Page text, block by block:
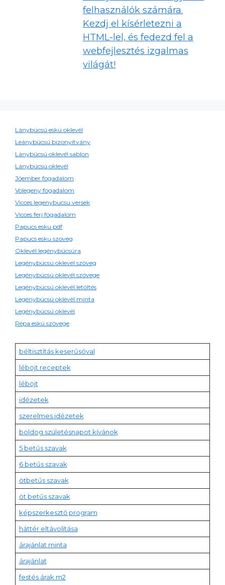
felhasználók számára.
Kezdj el kísérletezni a
HTML-lel, és fedezd fel a
webfejlesztés izgalmas
világát!
Lánybúcsú eskü oklevél
Leánybúcsú bizonyítvány
Lánybúcsú oklevél sablon
Lánybúcsú oklevél
Jóember fogadalom
Volegeny fogadalom
Vicces legenybucsu versek
Vicces ferj fogadalom
Papucs esku pdf
Papucs esku szoveg
Oklevél legénybúcsúra
Legénybúcsú oklevél szöveg
Legénybúcsú oklevél szövege
Legénybúcsú oklevél letöltés
Legénybúcsú oklevél minta
Legénybúcsú oklevél
Répa eskü szövege
béltisztítás keserűsóval
léböjt receptek
léböjt
idézetek
szerelmes idézetek
boldog születésnapot kívánok
5 betűs szavak
6 betűs szavak
ötbetűs szavak
öt betűs szavak
képszerkesztő program
háttér eltávolítása
árajánlat minta
árajánlat
festés árak m2